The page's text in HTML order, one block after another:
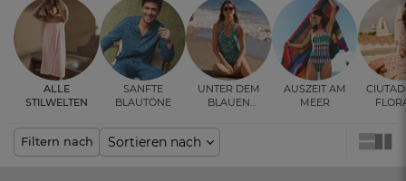
Sanfte
Blautöne
Unter dem
blauen
Auszeit am
Meer
Alle
Stilwelten
Filtern nach Sortieren nach